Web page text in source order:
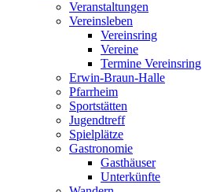
Veranstaltungen
Vereinsleben
Vereinsring
Vereine
Termine Vereinsring
Erwin-Braun-Halle
Pfarrheim
Sportstätten
Jugendtreff
Spielplätze
Gastronomie
Gasthäuser
Unterkünfte